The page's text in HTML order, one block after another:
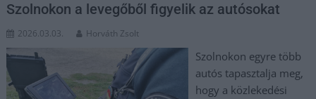
Szolnokon a levegőből figyelik az autósokat
2026.03.03. Horváth Zsolt
Szolnokon egyre több
autós tapasztalja meg,
hogy a közlekedési